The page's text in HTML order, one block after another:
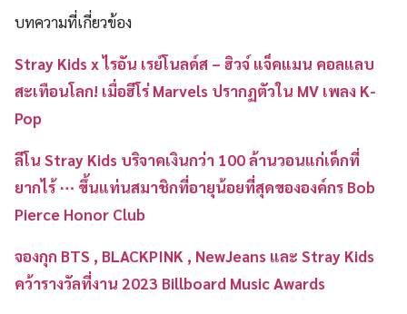
บทความที่เกี่ยวข้อง
Stray Kids x ไรอัน เรย์โนลด์ส – ฮิวจ์ แจ็คแมน คอลแลบ
สะเทือนโลก! เมื่อฮีโร่ Marvels ปรากฏตัวใน MV เพลง K-
Pop
ลีโน Stray Kids บริจาคเงินกว่า 100 ล้านวอนแก่เด็กที่
ยากไร้ ⋯ ขึ้นแท่นสมาชิกที่อายุน้อยที่สุดขององค์กร Bob
Pierce Honor Club
จองกุก BTS , BLACKPINK , NewJeans และ Stray Kids
คว้ารางวัลที่งาน 2023 Billboard Music Awards